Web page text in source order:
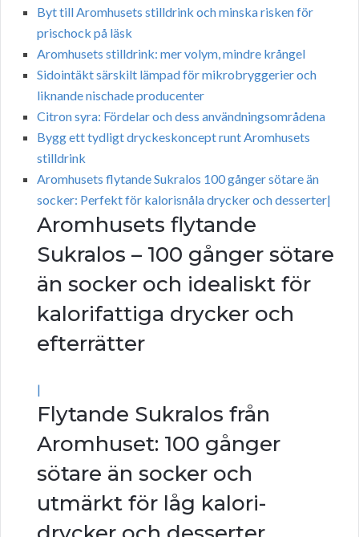
Byt till Aromhusets stilldrink och minska risken för
prischock på läsk
Aromhusets stilldrink: mer volym, mindre krångel
Sidointäkt särskilt lämpad för mikrobryggerier och
liknande nischade producenter
Citron syra: Fördelar och dess användningsområdena
Bygg ett tydligt dryckeskoncept runt Aromhusets
stilldrink
Aromhusets flytande Sukralos 100 gånger sötare än
socker: Perfekt för kalorisnåla drycker och desserter|
Aromhusets flytande
Sukralos – 100 gånger sötare
än socker och idealiskt för
kalorifattiga drycker och
efterrätter
|
Flytande Sukralos från
Aromhuset: 100 gånger
sötare än socker och
utmärkt för låg kalori-